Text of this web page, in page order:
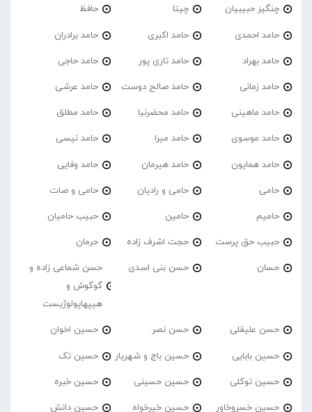
چنگیز حبیبیان چیتا حافظ
حامد احمدی حامد اکبری حامد برادران
حامد بهراد حامد تاری پور حامد حاجی
حامد زمانی حامد صالح دوست حامد عرشی
حامد ماهینی حامد محضرنیا حامد مطلق
حامد موسوی حامد میرا حامد نیسی
حامد همایون حامد هیرمان حامد وفایی
حامی حامی و رادیان حامی و صات
حامیم حامین حبیب حامیان
حبیب حق پرست حجت اشرف زاده حرمان
حسان حسن بنی اسدی
حسن شماعی زاده و
گوگوش و
هیپهاپولوژیست
حسن علیقلی حسن نصر حسین اخوان
حسین بابایی حسین باج و شهریار حسین تک
حسین توکلی حسین حسینی حسین خبره
حسین خسروخاور حسین خیرخواه حسین دانش